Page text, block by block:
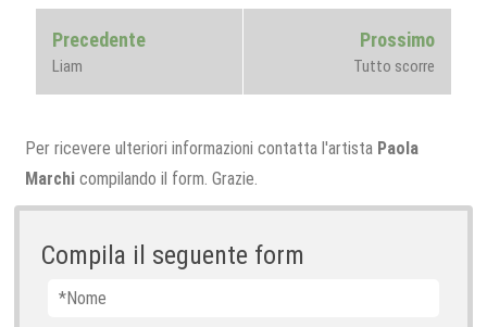
Navigazione
articoli
PrecedentePrevious
Liam
ProssimoNext
post:
Tutto scorre
Per ricevere ulteriori informazioni contatta l'artista Paola
Marchi compilando il form. Grazie.
Compila il seguente form